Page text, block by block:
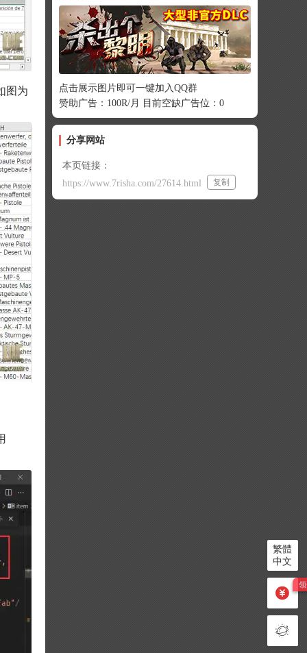
图为
点击展示图片即可一键加入QQ群
赞助广告：100R/月 目前空缺广告位：0
分享网站
本页链接：
https://www.7risha.com/27614.html
复制
繁體
中文